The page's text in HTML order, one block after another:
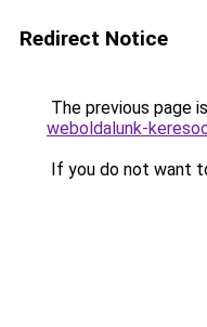
Redirect Notice
The previous page
weboldalunk-
If you do not want